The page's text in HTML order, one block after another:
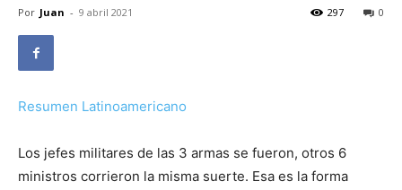
Por Juan - 9 abril 2021 0
297
Resumen Latinoamericano
Los jefes militares de las 3 armas se fueron, otros 6
ministros corrieron la misma suerte. Esa es la forma